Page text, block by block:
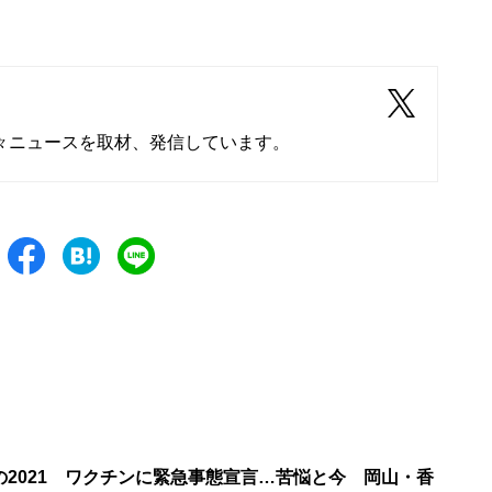
ュースを取材、発信しています。
2021 ワクチンに緊急事態宣言…苦悩と今 岡山・香